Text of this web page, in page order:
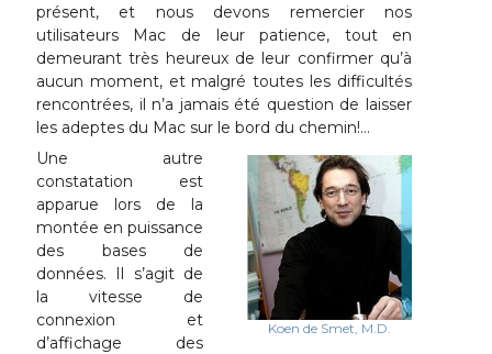
présent, et nous devons remercier nos
utilisateurs Mac de leur patience, tout en
demeurant très heureux de leur confirmer qu’à
aucun moment, et malgré toutes les difficultés
rencontrées, il n’a jamais été question de laisser
les adeptes du Mac sur le bord du chemin!…
Koen de Smet, M.D.
Une autre
constatation est
apparue lors de la
montée en puissance
des bases de
données. Il s’agit de
la vitesse de
connexion et
d’affichage des